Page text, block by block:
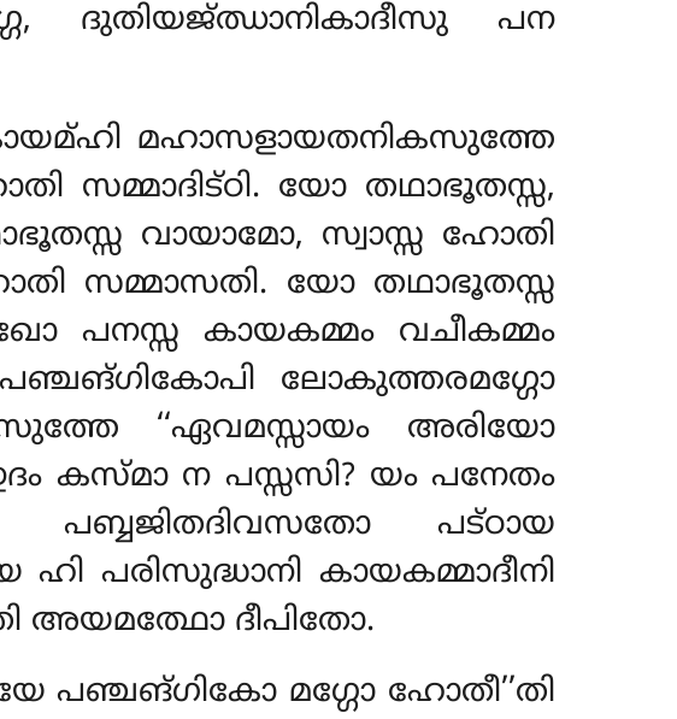
ദുതിയജ്ഝാനികാദീസു പന
മഹാസളായതനികസുത്തേ
സമ്മാദിട്ഠി. യോ തഥാഭൂതസ്സ,
വായാമോ, സ്വാസ്സ ഹോതി
സമ്മാസതി. യോ തഥാഭൂതസ്സ
പനസ്സ കായകമ്മം വചീകമ്മം
ലോകുത്തരമഗ്ഗോ
‘‘ഏവമസ്സായം അരിയോ
കസ്മാ ന പസ്സസി? യം പനേതം
പട്ഠായ
പരിസുദ്ധാനി കായകമ്മാദീനി
അയമത്ഥോ ദീപിതോ.
പഞ്ചങ്ഗികോ മഗ്ഗോ ഹോതീ’’തി